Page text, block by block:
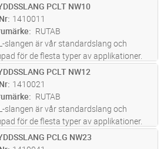
Lägg i kundvagn
PCLT NW10
1410011
RUTAB
slangen är vår standardslang och
för de flesta typer av applikationer.
böjlighet och bra mekanisk skydd vid
och låga temperaturförhållande.
–50°C /+105°C. Tillfä
Lägg i kundvagn
PCLT NW12
1410021
RUTAB
slangen är vår standardslang och
för de flesta typer av applikationer.
böjlighet och bra mekanisk skydd vid
och låga temperaturförhållande.
Lägg i kundvagn
PCLG NW23